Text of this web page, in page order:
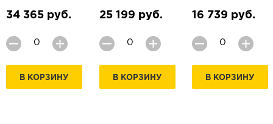
34 365 руб.
В КОРЗИНУ
25 199 руб.
В КОРЗИНУ
16 739 руб.
В КОРЗИНУ